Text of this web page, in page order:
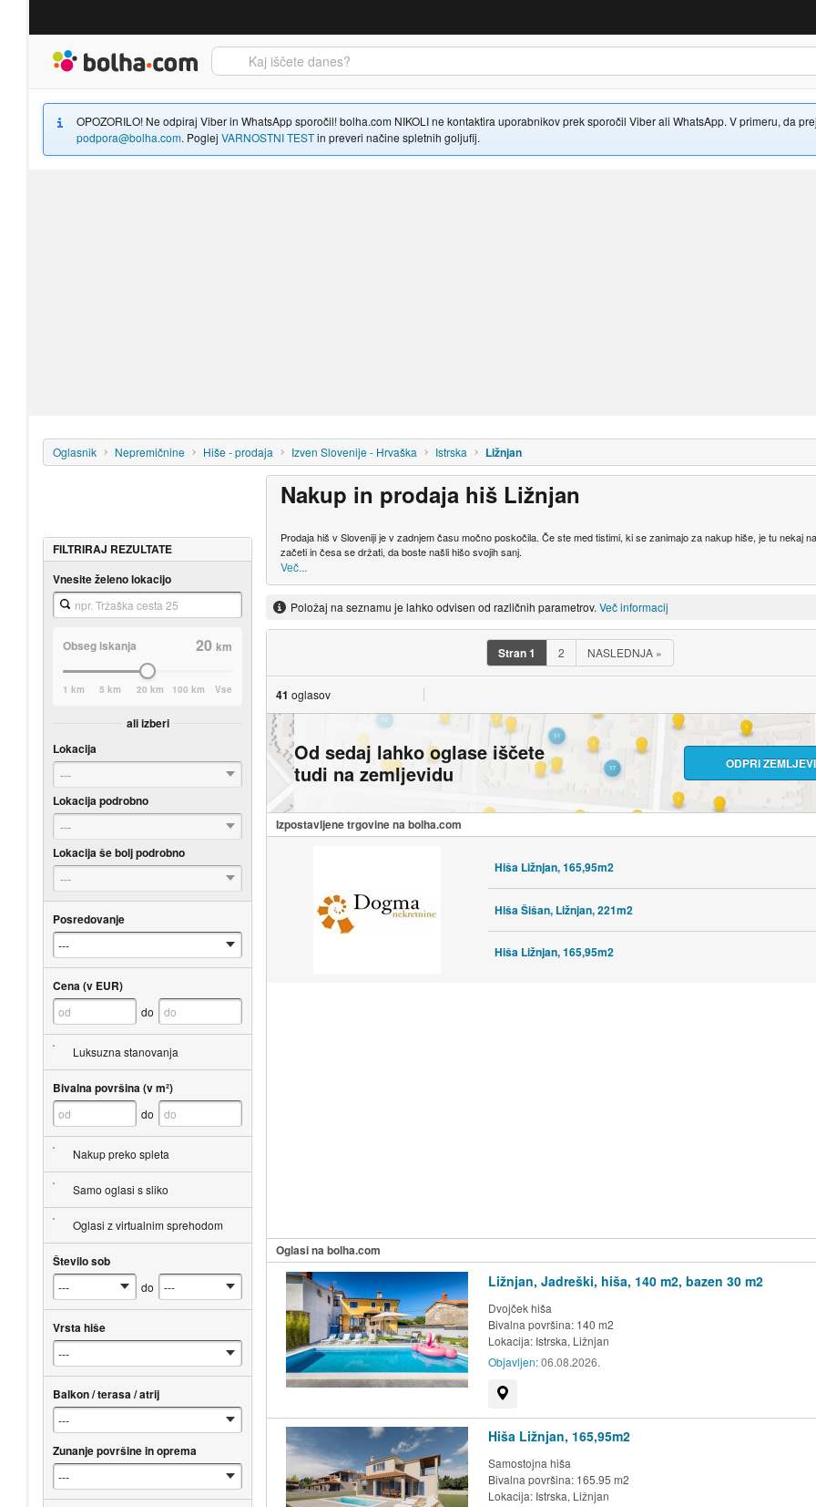
OPOZORILO! Ne odpiraj Viber in WhatsApp sporočil! bolha.com NIKOLI ne kontaktira uporabnikov prek sporočil Viber ali WhatsApp. V primeru, da
podpora@bolha.com. Poglej VARNOSTNI TESTin preveri načine spletnih goljufij.
Oglasnik Nepremičnine Hiše - prodaja Izven Slovenije - Hrvaška Istrska Ližnjan
Nakup in prodaja hiš Ližnjan
Prodaja hiš v Sloveniji je v zadnjem času močno poskočila. Če ste med tistimi, ki se zanimajo za nakup hiše, je tu nekaj
začeti in česa se držati, da boste našli hišo svojih sanj.
Več...
Položaj na seznamu je lahko odvisen od različnih parametrov. Več informacij
Stran1 2 NASLEDNJA »
41 oglasov
Od sedaj lahko oglase iščete
tudi na zemljevidu
ODPRI
Izpostavljene trgovine na bolha.com
Hiša Ližnjan, 165,95m2
Hiša Šišan, Ližnjan, 221m2
Hiša Ližnjan, 165,95m2
Oglasi na bolha.com
Ližnjan, Jadreški, hiša, 140 m2, bazen 30 m2
Dvojček hiša
Bivalna površina: 140 m2
Lokacija: Istrska, Ližnjan
Objavljen:06.08.2026.
Hiša Ližnjan, 165,95m2
Samostojna hiša
Bivalna površina: 165.95 m2
Lokacija: Istrska, Ližnjan
FILTRIRAJ REZULTATE
Vnesite želeno lokacijo
Obseg iskanja 20km
1 km 5 km 20 km 100 km Vse
ali izberi
Lokacija
---
Lokacija podrobno
---
Lokacija še bolj podrobno
---
Posredovanje
Cena (v EUR)
do
Luksuzna stanovanja
Bivalna površina (v m²)
do
Nakup preko spleta
Samo oglasi s sliko
Oglasi z virtualnim sprehodom
Število sob
do
Vrsta hiše
Balkon / terasa / atrij
Zunanje površine in oprema